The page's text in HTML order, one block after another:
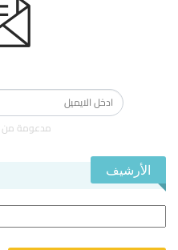
مدعومة من
الأرشيف